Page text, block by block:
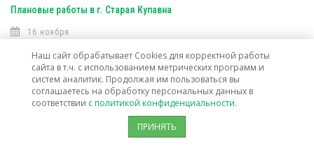
Плановые работы в г. Старая Купавна
16 ноября
Плановые работы (Интерактивное ТВ)
16 ноября
Плановые работы (Интерактивное ТВ)
Наш сайт обрабатывает Cookies для корректной работы
сайта в т.ч. с использованием метрических программ и
систем аналитик. Продолжая им пользоваться вы
соглашаетесь на обработку персональных данных в
соответствии с политикой конфиденциальности.
ПРИНЯТЬ